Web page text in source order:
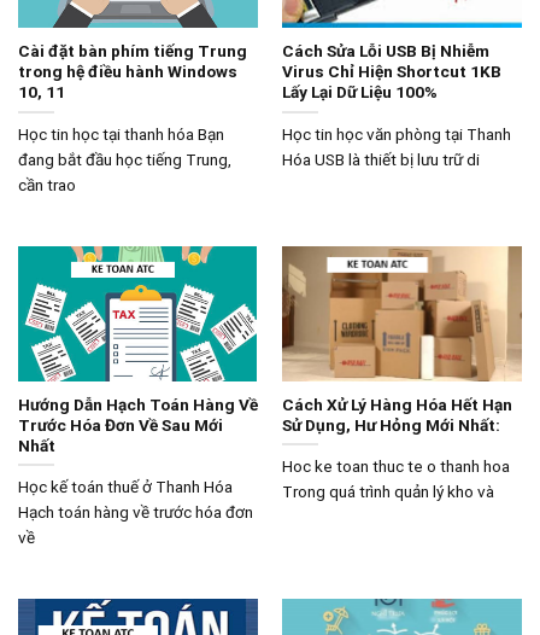
Cài đặt bàn phím tiếng Trung
trong hệ điều hành Windows
10, 11
Học tin học tại thanh hóa Bạn
đang bắt đầu học tiếng Trung,
cần trao
Cách Sửa Lỗi USB Bị Nhiễm
Virus Chỉ Hiện Shortcut 1KB
Lấy Lại Dữ Liệu 100%
Học tin học văn phòng tại Thanh
Hóa USB là thiết bị lưu trữ di
Hướng Dẫn Hạch Toán Hàng Về
Trước Hóa Đơn Về Sau Mới
Nhất
Học kế toán thuế ở Thanh Hóa
Hạch toán hàng về trước hóa đơn
về
Cách Xử Lý Hàng Hóa Hết Hạn
Sử Dụng, Hư Hỏng Mới Nhất:
Hoc ke toan thuc te o thanh hoa
Trong quá trình quản lý kho và